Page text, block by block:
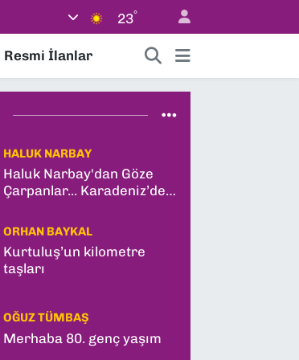
23°
Resmi İlanlar
HALUK NARBAY
Haluk Narbay'dan Göze
Çarpanlar... Karadeniz’de
İlk Kadın General!
ORHAN BAYKAL
Kurtuluş’un kilometre
taşları
OĞUZ TÜMBAŞ
Merhaba 80. genç yaşım